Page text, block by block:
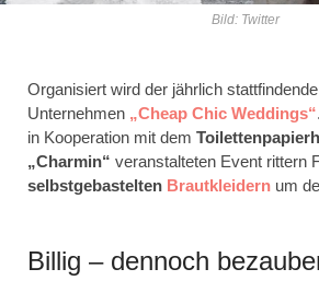
Bild: Twitter
Organisiert wird der jährlich
Unternehmen „Cheap Chic Weddings“
in Kooperation mit dem
„Charmin“ veranstalteten Event rittern
selbstgebastelten Brautkleidern um
Billig – dennoch